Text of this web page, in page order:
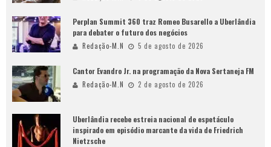
Perplan Summit 360 traz Romeo Busarello a Uberlândia
para debater o futuro dos negócios
Redação-M.N 5 de agosto de 2026
Cantor Evandro Jr. na programação da Nova Sertaneja FM
Redação-M.N 2 de agosto de 2026
Uberlândia recebe estreia nacional de espetáculo
inspirado em episódio marcante da vida de Friedrich
Nietzsche